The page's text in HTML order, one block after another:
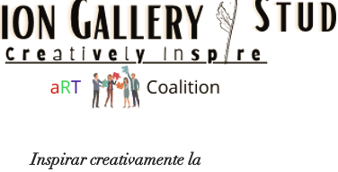
​​​Inspirar creativamente la